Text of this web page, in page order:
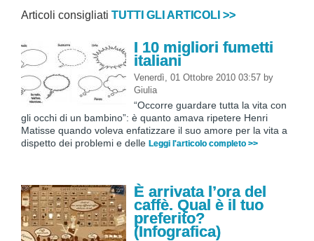
Articoli consigliati TUTTI GLI ARTICOLI >>
I 10 migliori fumetti
italiani
Venerdì, 01 Ottobre 2010 03:57 by
Giulia
“Occorre guardare tutta la vita con
gli occhi di un bambino”: è quanto amava ripetere Henri
Matisse quando voleva enfatizzare il suo amore per la vita a
dispetto dei problemi e delle Leggi l'articolo completo >>
È arrivata l’ora del
caffè. Qual è il tuo
preferito?
(Infografica)